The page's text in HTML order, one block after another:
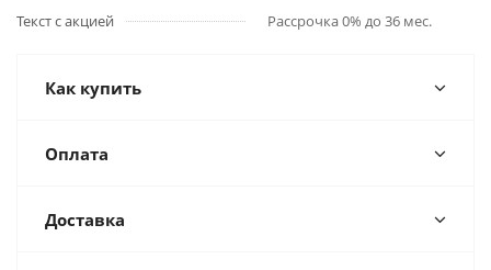
Текст с акцией Рассрочка 0% до 36 мес.
Как купить
Оплата
Доставка